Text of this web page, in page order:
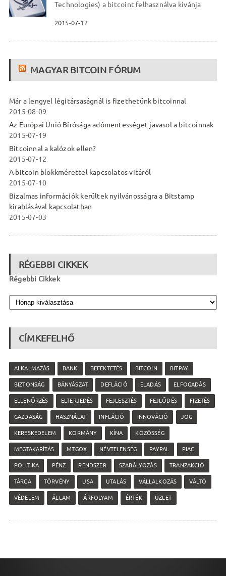
Technologies) a bitcoint felhasználva kívánja
2015-07-12
MAGYAR BITCOIN FÓRUM
Már a lengyel légitársaságnál is fizethetünk bitcoinnal
2015-08-09
Az Európai Unió Bírósága adómentességet javasol a bitcoinnak
2015-07-19
Bitcoinnal a kalózok ellen?
2015-07-12
A bitcoin blokkmérettel kapcsolatos vitáról
2015-07-10
Bizalmas információk kerültek nyilvánosságra a Bitstamp
kirablásával kapcsolatban
2015-07-03
RÉGEBBI CIKKEK
Régebbi Cikkek
CÍMKEFELHŐ
ALKALMAZÁS BANK BEFEKTETÉS BITCOIN BITPAY
BIZTONSÁG BÁNYÁSZAT DEFLÁCIÓ ELADÁS ELFOGADÁS
ELLENŐRZÉS ELTERJEDÉS FEJLESZTÉS FEJLŐDÉS FIZETÉS
GAZDASÁG HASZNÁLAT INFLÁCIÓ INNOVÁCIÓ JOG
KERESKEDELEM KORMÁNY KÍNA KÖZÖSSÉG
MEGTAKARÍTÁS MTGOX NÉVTELENSÉG PAYPAL PIAC
POLITIKA PÉNZ RENDSZER SZABÁLYOZÁS TRANZAKCIÓ
TÁRCA TÖRVÉNY USA UTALÁS VÁLLALKOZÁS VÁLTÓ
VÉDELEM ÁLLAM ÁRFOLYAM ÉRTÉK ÜZLET